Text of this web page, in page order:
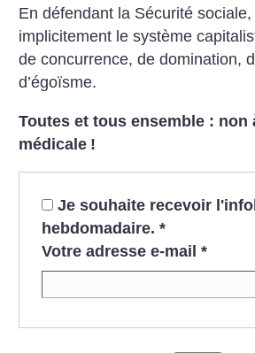
En défendant la Sécurité
implicitement le système
de concurrence, de domination,
d’égoïsme.
Toutes et tous ensemble : non
médicale !
Je souhaite recevoir
hebdomadaire. *
Votre adresse e-mail *